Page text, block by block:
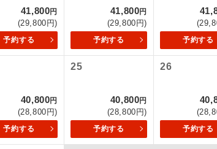
41,800円
(29,800円)
予約する
41,800円
(29,800円)
予約する 予約する
40,800円
(28,800円)
予約する
25
40,800円
(28,800円)
予約する
26
予約する
世界遺産
ユネスコに登録され
スです。
絶景 絶景スポットに立ち
露天風呂 ご宿泊ホテルに露天
大浴場 ご宿泊ホテルに大